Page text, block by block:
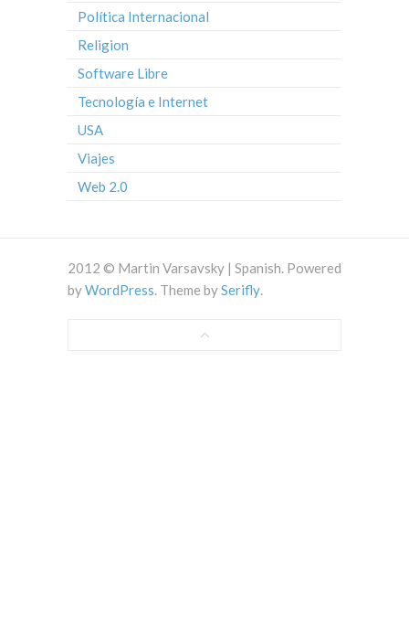
Política Internacional
Religion
Software Libre
Tecnología e Internet
USA
Viajes
Web 2.0
2012 © Martin Varsavsky | Spanish. Powered
byWordPress. Theme bySerifly.